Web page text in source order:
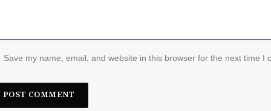
Save my name, email, and website in this browser for the next time I